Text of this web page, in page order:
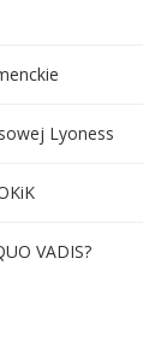
Lyoness
VADIS?